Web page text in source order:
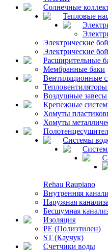
Солнечные
Тепловые
Электрические
Электрические
Расширительные
Мембранные баки
Вентиляционные
Воздушные
Крепежные
Хомуты
Хомуты
Системы
Rehau Raupiano
Внутренняя
Наружная
Бесшумная
Изоляция
PE (Полиэтилен)
ST (Каучук)
Счетчики воды